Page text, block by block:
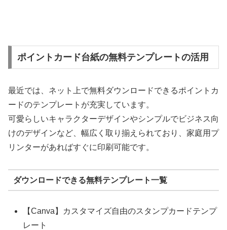
ポイントカード台紙の無料テンプレートの活用
最近では、ネット上で無料ダウンロードできるポイントカ
ードのテンプレートが充実しています。
可愛らしいキャラクターデザインやシンプルでビジネス向
けのデザインなど、幅広く取り揃えられており、家庭用プ
リンターがあればすぐに印刷可能です。
ダウンロードできる無料テンプレート一覧
【Canva】カスタマイズ自由のスタンプカードテンプ
レート